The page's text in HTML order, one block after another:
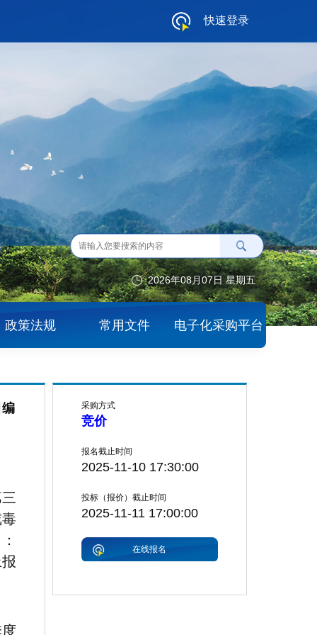
快速登录
2026年08月07日 星期五
政策法规 常用文件 电子化采购平台
采购方式
竞价
报名截止时间
2025-11-10 17:30:00
投标（报价）截止时间
2025-11-11 17:00:00
在线报名